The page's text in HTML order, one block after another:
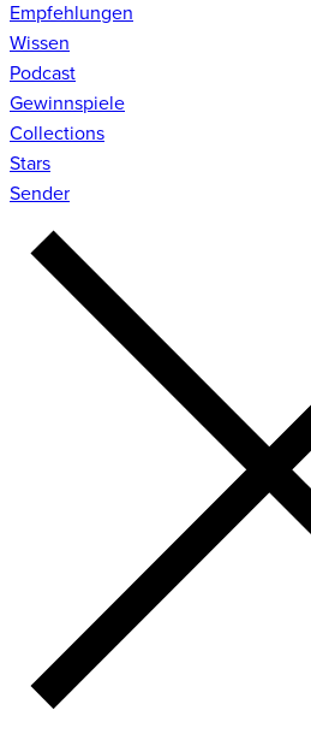
Empfehlungen
Wissen
Podcast
Gewinnspiele
Collections
Stars
Sender